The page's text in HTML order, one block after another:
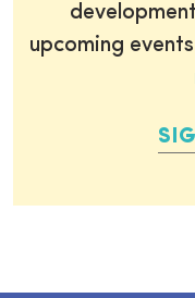
upcoming